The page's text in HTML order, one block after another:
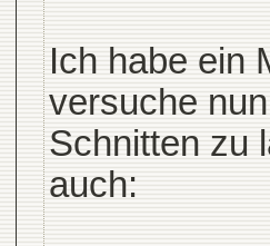
Ich habe ein
versuche
Schnitten zu
auch: